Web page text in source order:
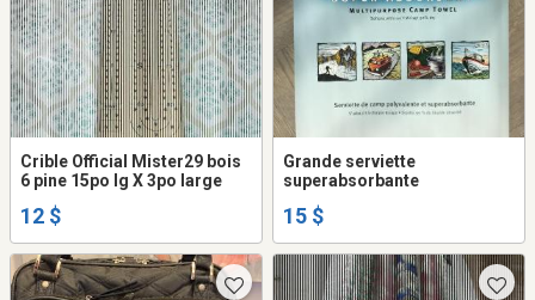
Crible Official Mister29 bois
6 pine 15po lg X 3po large
12 $
Grande serviette
superabsorbante
15 $